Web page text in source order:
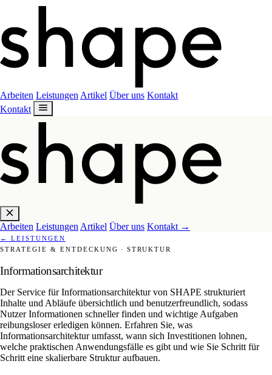
Arbeiten Leistungen Artikel Über uns Kontakt
Kontakt
Arbeiten Leistungen Artikel Über uns Kontakt →
←
LEISTUNGEN
STRATEGIE & ENTDECKUNG · STRUKTUR
Informationsarchitektur
Der Service für Informationsarchitektur von SHAPE strukturiert
Inhalte und Abläufe übersichtlich und benutzerfreundlich, sodass
Nutzer Informationen schneller finden und wichtige Aufgaben
reibungsloser erledigen können. Erfahren Sie, was
Informationsarchitektur umfasst, wann sich Investitionen lohnen,
welche praktischen Anwendungsfälle es gibt und wie Sie Schritt für
Schritt eine skalierbare Struktur aufbauen.